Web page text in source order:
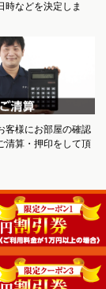
時などを決定しま
客様にお部屋の確認
清算・押印をして頂